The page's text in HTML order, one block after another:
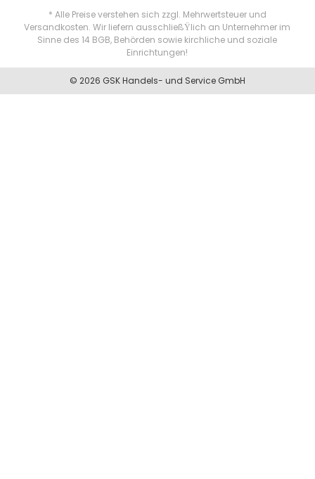
* Alle Preise verstehen sich zzgl. Mehrwertsteuer und
Versandkosten. Wir liefern ausschließŸlich an Unternehmer im
Sinne des 14 BGB, Behörden sowie kirchliche und soziale
Einrichtungen!
© 2026 GSK Handels- und Service GmbH